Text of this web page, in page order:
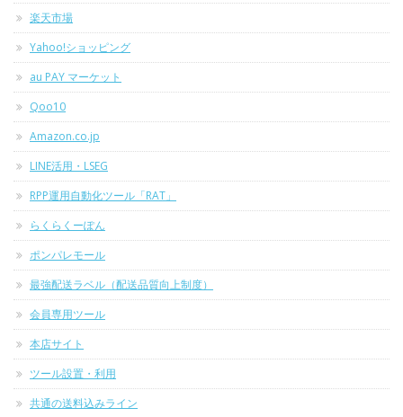
楽天市場
Yahoo!ショッピング
au PAY マーケット
Qoo10
Amazon.co.jp
LINE活用・LSEG
RPP運用自動化ツール「RAT」
らくらくーぽん
ポンパレモール
最強配送ラベル（配送品質向上制度）
会員専用ツール
本店サイト
ツール設置・利用
共通の送料込みライン